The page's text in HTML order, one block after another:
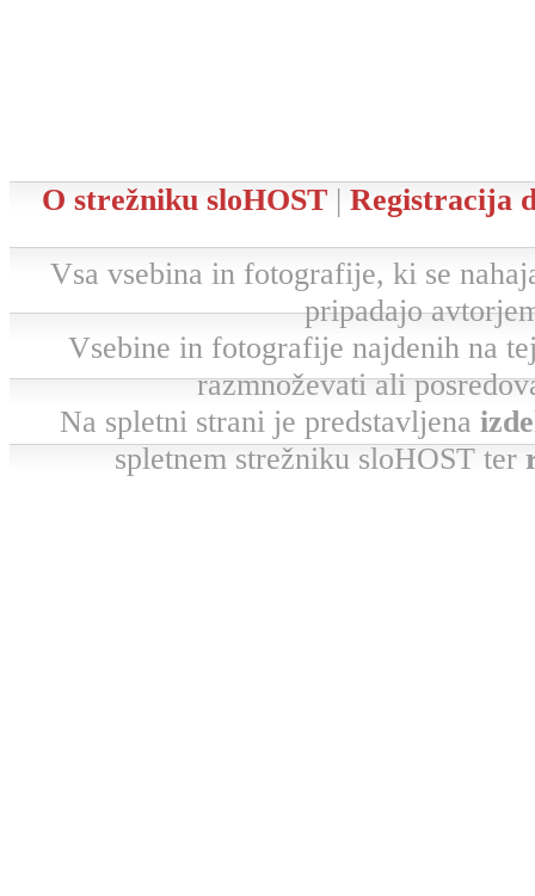
O strežniku sloHOST| Registracija
Vsa vsebina in fotografije, ki se
pripadajo
Vsebine in fotografije najdenih na
razmnoževati ali
Na spletni strani je predstavljena
spletnem strežniku sloHOST ter